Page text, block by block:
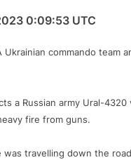
0:09:53 UTC
Ukrainian commando team
a Russian army Ural-
fire from guns.
was travelling down the